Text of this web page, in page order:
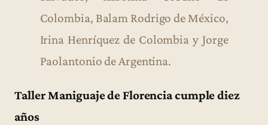
Colombia, Balam Rodrigo de México,
Irina Henríquez de Colombia y Jorge
Paolantonio de Argentina.
Taller Maniguaje de Florencia cumple diez
años